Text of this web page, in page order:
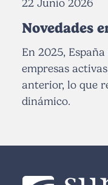
22 Junio 2026
Novedades
En 2025,
empresas
anterior, lo que
dinámico.